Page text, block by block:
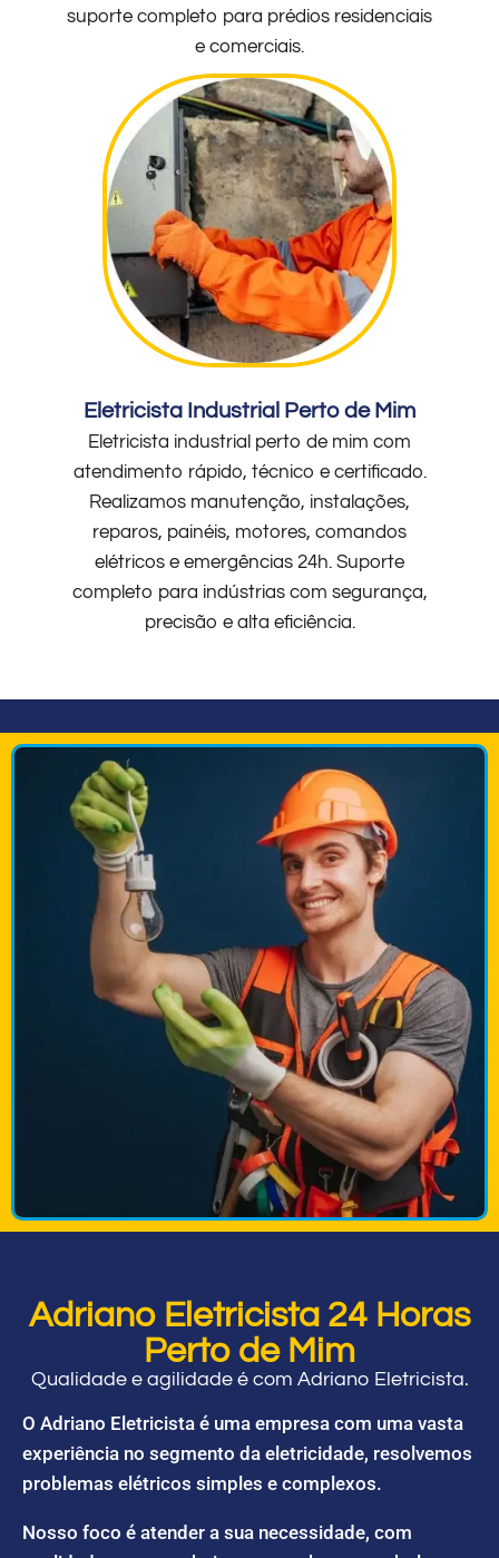
suporte completo para prédios residenciais
e comerciais.
Eletricista Industrial Perto de Mim
Eletricista industrial perto de mim com
atendimento rápido, técnico e certificado.
Realizamos manutenção, instalações,
reparos, painéis, motores, comandos
elétricos e emergências 24h. Suporte
completo para indústrias com segurança,
precisão e alta eficiência.
Adriano Eletricista 24 Horas
Perto de Mim
Qualidade e agilidade é com Adriano Eletricista.
O Adriano Eletricista é uma empresa com uma vasta
experiência no segmento da eletricidade, resolvemos
problemas elétricos simples e complexos.
Nosso foco é atender a sua necessidade, com